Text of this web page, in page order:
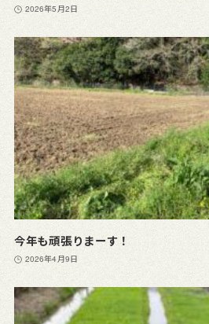
2026年5月2日
今年も頑張りまーす！
2026年4月9日